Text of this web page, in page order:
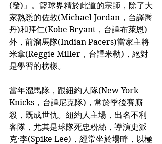
(發)」。籃球界精於此道的宗師，除了大
家熟悉的佐敦(Michael Jordan，台譯喬
丹)和拜仁(Kobe Bryant，台譯布萊恩)
外，前溜馬隊(Indian Pacers)當家主將
米拿(Reggie Miller，台譯米勒)，絕對
是學習的榜樣。
當年溜馬隊，跟紐約人隊(New York
Knicks，台譯尼克隊)，常於季後賽廝
殺，既成世仇。紐約人主場，出名不利
客隊，尤其是球隊死忠粉絲，導演史派
克·李(Spike Lee)，經常坐於場畔，以極